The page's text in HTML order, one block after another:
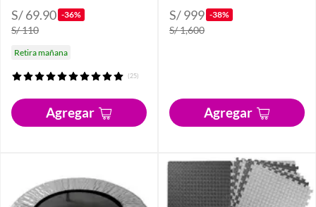
S/ 69.90 -36%
S/ 110
Retira mañana
(25)
Agregar
S/ 999 -38%
S/ 1,600
Agregar